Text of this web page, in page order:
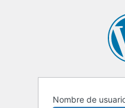
Nombre de